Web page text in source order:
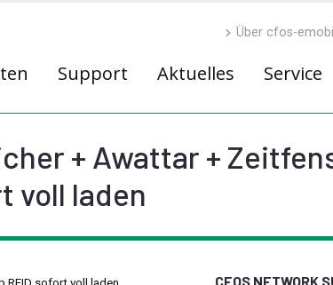
Über cfos-
Support Aktuelles Service
+ Awattar +
voll laden
CFOS NETWORK